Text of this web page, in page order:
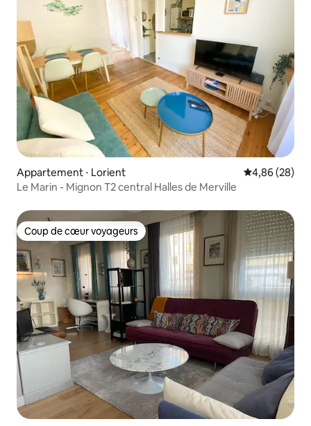
Appartement ⋅ Lorient Évaluation
4,86 (28)
Le Marin - Mignon T2 central Halles de Merville
Coup de cœur voyageurs
Coup de cœur voyageurs